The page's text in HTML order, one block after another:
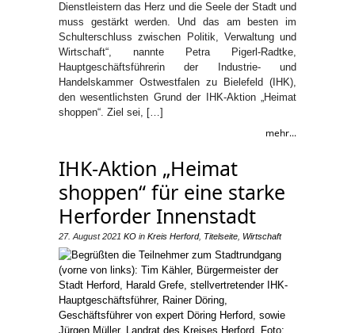
Dienstleistern das Herz und die Seele der Stadt und
muss gestärkt werden. Und das am besten im
Schulterschluss zwischen Politik, Verwaltung und
Wirtschaft“, nannte Petra Pigerl-Radtke,
Hauptgeschäftsführerin der Industrie- und
Handelskammer Ostwestfalen zu Bielefeld (IHK),
den wesentlichsten Grund der IHK-Aktion „Heimat
shoppen“. Ziel sei, […]
mehr...
IHK-Aktion „Heimat
shoppen“ für eine starke
Herforder Innenstadt
27. August 2021 KO in Kreis Herford, Titelseite Wirtschaft